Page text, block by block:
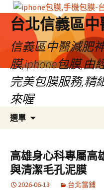
台北信義區
信義區中醫減肥
膜,iphone包膜,由
完美包膜服務,精
來喔
選單
容
區
高雄身心科專屬高
與清潔毛孔泥膜
2026-06-13 台北當鋪